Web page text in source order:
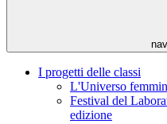
I progetti delle classi
L'Universo
Festival del
edizione